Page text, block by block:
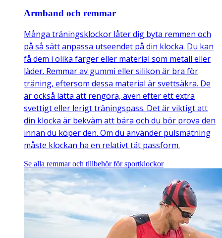
Armband och remmar
Många träningsklockor låter dig byta remmen och
på så sätt anpassa utseendet på din klocka. Du kan
få dem i olika färger eller material som metall eller
läder. Remmar av gummi eller silikon är bra för
träning, eftersom dessa material är svettsäkra. De
är också lätta att rengöra, även efter ett extra
svettigt eller lerigt träningspass. Det är viktigt att
din klocka är bekväm att bära och du bör prova den
innan du köper den. Om du använder pulsmätning
måste klockan ha en relativt tät passform.
Se alla remmar och tillbehör för sportklockor